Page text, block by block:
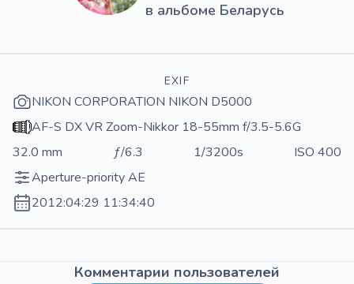
в альбоме Беларусь
EXIF
NIKON CORPORATION NIKON D5000
AF-S DX VR Zoom-Nikkor 18-55mm f/3.5-5.6G
32.0 mm
ƒ/6.3 1/3200s
ISO 400
Aperture-priority AE
2012:04:29 11:34:40
Комментарии пользователей